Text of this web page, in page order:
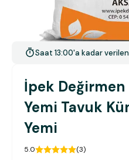
Saat 13:00'a kadar verilen
İpek
Yemi Tavuk
Yemi
5.0 (3)